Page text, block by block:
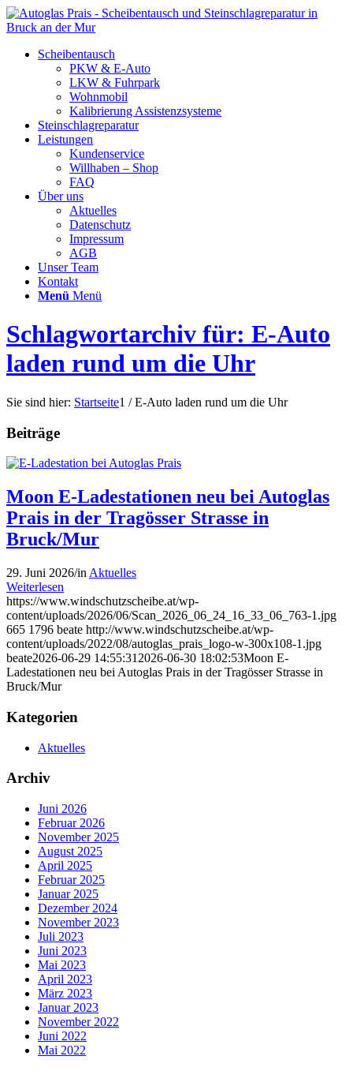
Scheibentausch
PKW & E-Auto
LKW & Fuhrpark
Wohnmobil
Kalibrierung Assistenzsysteme
Steinschlagreparatur
Leistungen
Kundenservice
Willhaben – Shop
FAQ
Über uns
Aktuelles
Datenschutz
Impressum
AGB
Unser Team
Kontakt
Menü Menü
Schlagwortarchiv für: E-Auto
laden rund um die Uhr
Sie sind hier: Startseite1 / E-Auto laden rund um die Uhr
Beiträge
Moon E-Ladestationen neu bei Autoglas
Prais in der Tragösser Strasse in
Bruck/Mur
29. Juni 2026/in Aktuelles
Weiterlesen
https://www.windschutzscheibe.at/wp-
content/uploads/2026/06/Scan_2026_06_24_16_33_06_763-1.jpg
665 1796 beate http://www.windschutzscheibe.at/wp-
content/uploads/2022/08/autoglas_prais_logo-w-300x108-1.jpg
beate2026-06-29 14:55:31 2026-06-30 18:02:53Moon E-
Ladestationen neu bei Autoglas Prais in der Tragösser Strasse in
Bruck/Mur
Kategorien
Aktuelles
Archiv
Juni 2026
Februar 2026
November 2025
August 2025
April 2025
Februar 2025
Januar 2025
Dezember 2024
November 2023
Juli 2023
Juni 2023
Mai 2023
April 2023
März 2023
Januar 2023
November 2022
Juni 2022
Mai 2022